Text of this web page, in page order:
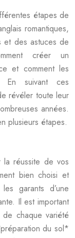
étapes de
romantiques,
et des astuces de
créer un
et comment les
En suivant ces
révéler toute leur
années.
plusieurs étapes.
la réussite de vos
bien choisi et
garants d’une
Il est important
chaque variété
du sol*